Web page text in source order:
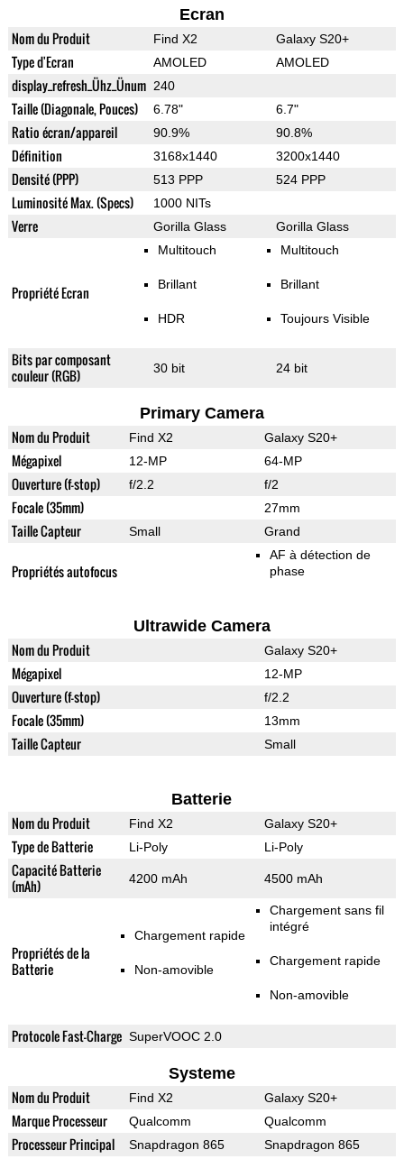
Ecran
Nom du Produit Find X2 Galaxy S20+
Type d'Ecran AMOLED AMOLED
display_refresh_Ühz_Ünum 240
Taille (Diagonale, Pouces) 6.78" 6.7"
Ratio écran/appareil 90.9% 90.8%
Définition 3168x1440 3200x1440
Densité (PPP) 513 PPP 524 PPP
Luminosité Max. (Specs) 1000 NITs
Verre Gorilla Glass Gorilla Glass
Propriété Ecran
Multitouch
Brillant
HDR
Multitouch
Brillant
Toujours Visible
Bits par composant
couleur (RGB)
30 bit 24 bit
Primary Camera
Nom du Produit Find X2 Galaxy S20+
Mégapixel 12-MP 64-MP
Ouverture (f-stop) f/2.2 f/2
Focale (35mm) 27mm
Taille Capteur Small Grand
Propriétés autofocus
AF à détection de
phase
Ultrawide Camera
Nom du Produit Galaxy S20+
Mégapixel 12-MP
Ouverture (f-stop) f/2.2
Focale (35mm) 13mm
Taille Capteur Small
Batterie
Nom du Produit Find X2 Galaxy S20+
Type de Batterie Li-Poly Li-Poly
Capacité Batterie
(mAh)
4200 mAh 4500 mAh
Propriétés de la
Batterie
Chargement rapide
Non-amovible
Chargement sans fil
intégré
Chargement rapide
Non-amovible
Protocole Fast-Charge SuperVOOC 2.0
Systeme
Nom du Produit Find X2 Galaxy S20+
Marque Processeur Qualcomm Qualcomm
Processeur Principal Snapdragon 865 Snapdragon 865